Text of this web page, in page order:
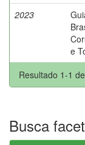
2023
e
Resultado 1-1
Busca